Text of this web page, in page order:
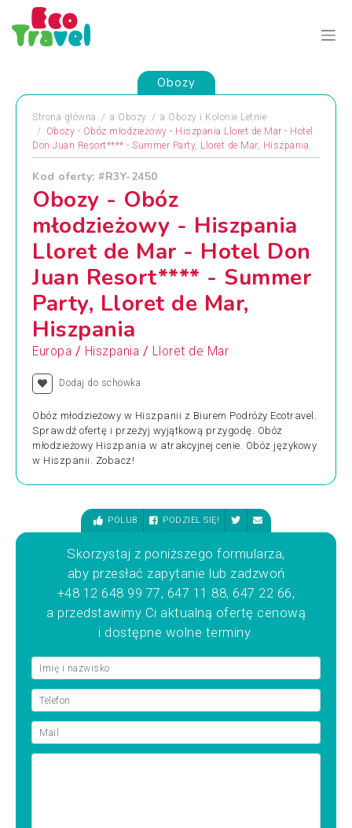
Obozy
Strona główna a Obozy a Obozy i Kolonie Letnie
Obozy - Obóz młodzieżowy - Hiszpania Lloret de Mar - Hotel
Don Juan Resort**** - Summer Party, Lloret de Mar, Hiszpania
Kod oferty: #R3Y-2450
Obozy - Obóz
młodzieżowy - Hiszpania
Lloret de Mar - Hotel Don
Juan Resort**** - Summer
Party, Lloret de Mar,
Hiszpania
Europa / Hiszpania / Lloret de Mar
Dodaj do schowka
Obóz młodzieżowy w Hiszpanii z Biurem Podróży Ecotravel.
Sprawdź ofertę i przeżyj wyjątkową przygodę. Obóz
młodzieżowy Hiszpania w atrakcyjnej cenie. Obóz językowy
w Hiszpanii. Zobacz!
POLUB PODZIEL SIĘ!
Skorzystaj z poniższego formularza,
aby przesłać zapytanie lub zadzwoń
+48 12 648 99 77, 647 11 88, 647 22 66,
a przedstawimy Ci aktualną ofertę cenową
i dostępne wolne terminy.